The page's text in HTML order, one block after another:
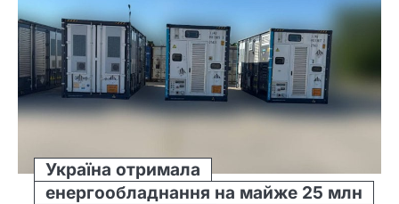
Україна отримала
енергообладнання на майже 25 млн